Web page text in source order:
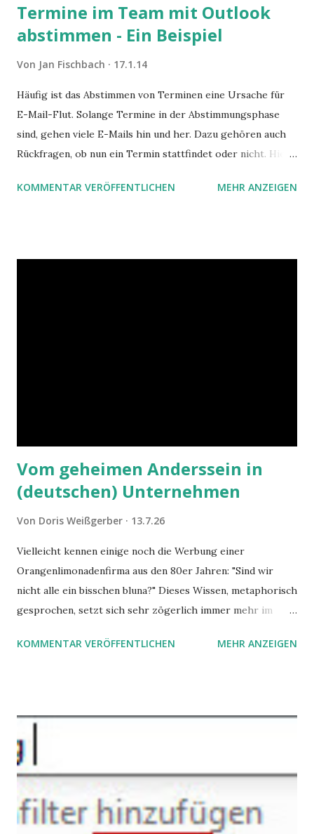
Termine im Team mit Outlook
abstimmen - Ein Beispiel
Von Jan Fischbach 17.1.14
Häufig ist das Abstimmen von Terminen eine Ursache für
E-Mail-Flut. Solange Termine in der Abstimmungsphase
sind, gehen viele E-Mails hin und her. Dazu gehören auch
Rückfragen, ob nun ein Termin stattfindet oder nicht. Hier
Hilfe von Outlook.
KOMMENTAR VERÖFFENTLICHEN MEHR ANZEIGEN
Vom geheimen Anderssein in
(deutschen) Unternehmen
Von Doris Weißgerber 13.7.26
Vielleicht kennen einige noch die Werbung einer
Orangenlimonadenfirma aus den 80er Jahren: "Sind wir
nicht alle ein bisschen bluna?" Dieses Wissen, metaphorisch
gesprochen, setzt sich sehr zögerlich immer mehr im
gleich. Im Arbeitskontext kann es zu nicht verstandenen
Angstzuständen ihrer Mitglieder. Dafür könnte es Gründe
geben, die weitgehend noch im Dunkeln zu liegen scheinen.
KOMMENTAR VERÖFFENTLICHEN MEHR ANZEIGEN